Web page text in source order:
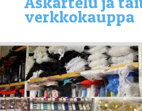
verkkokauppa